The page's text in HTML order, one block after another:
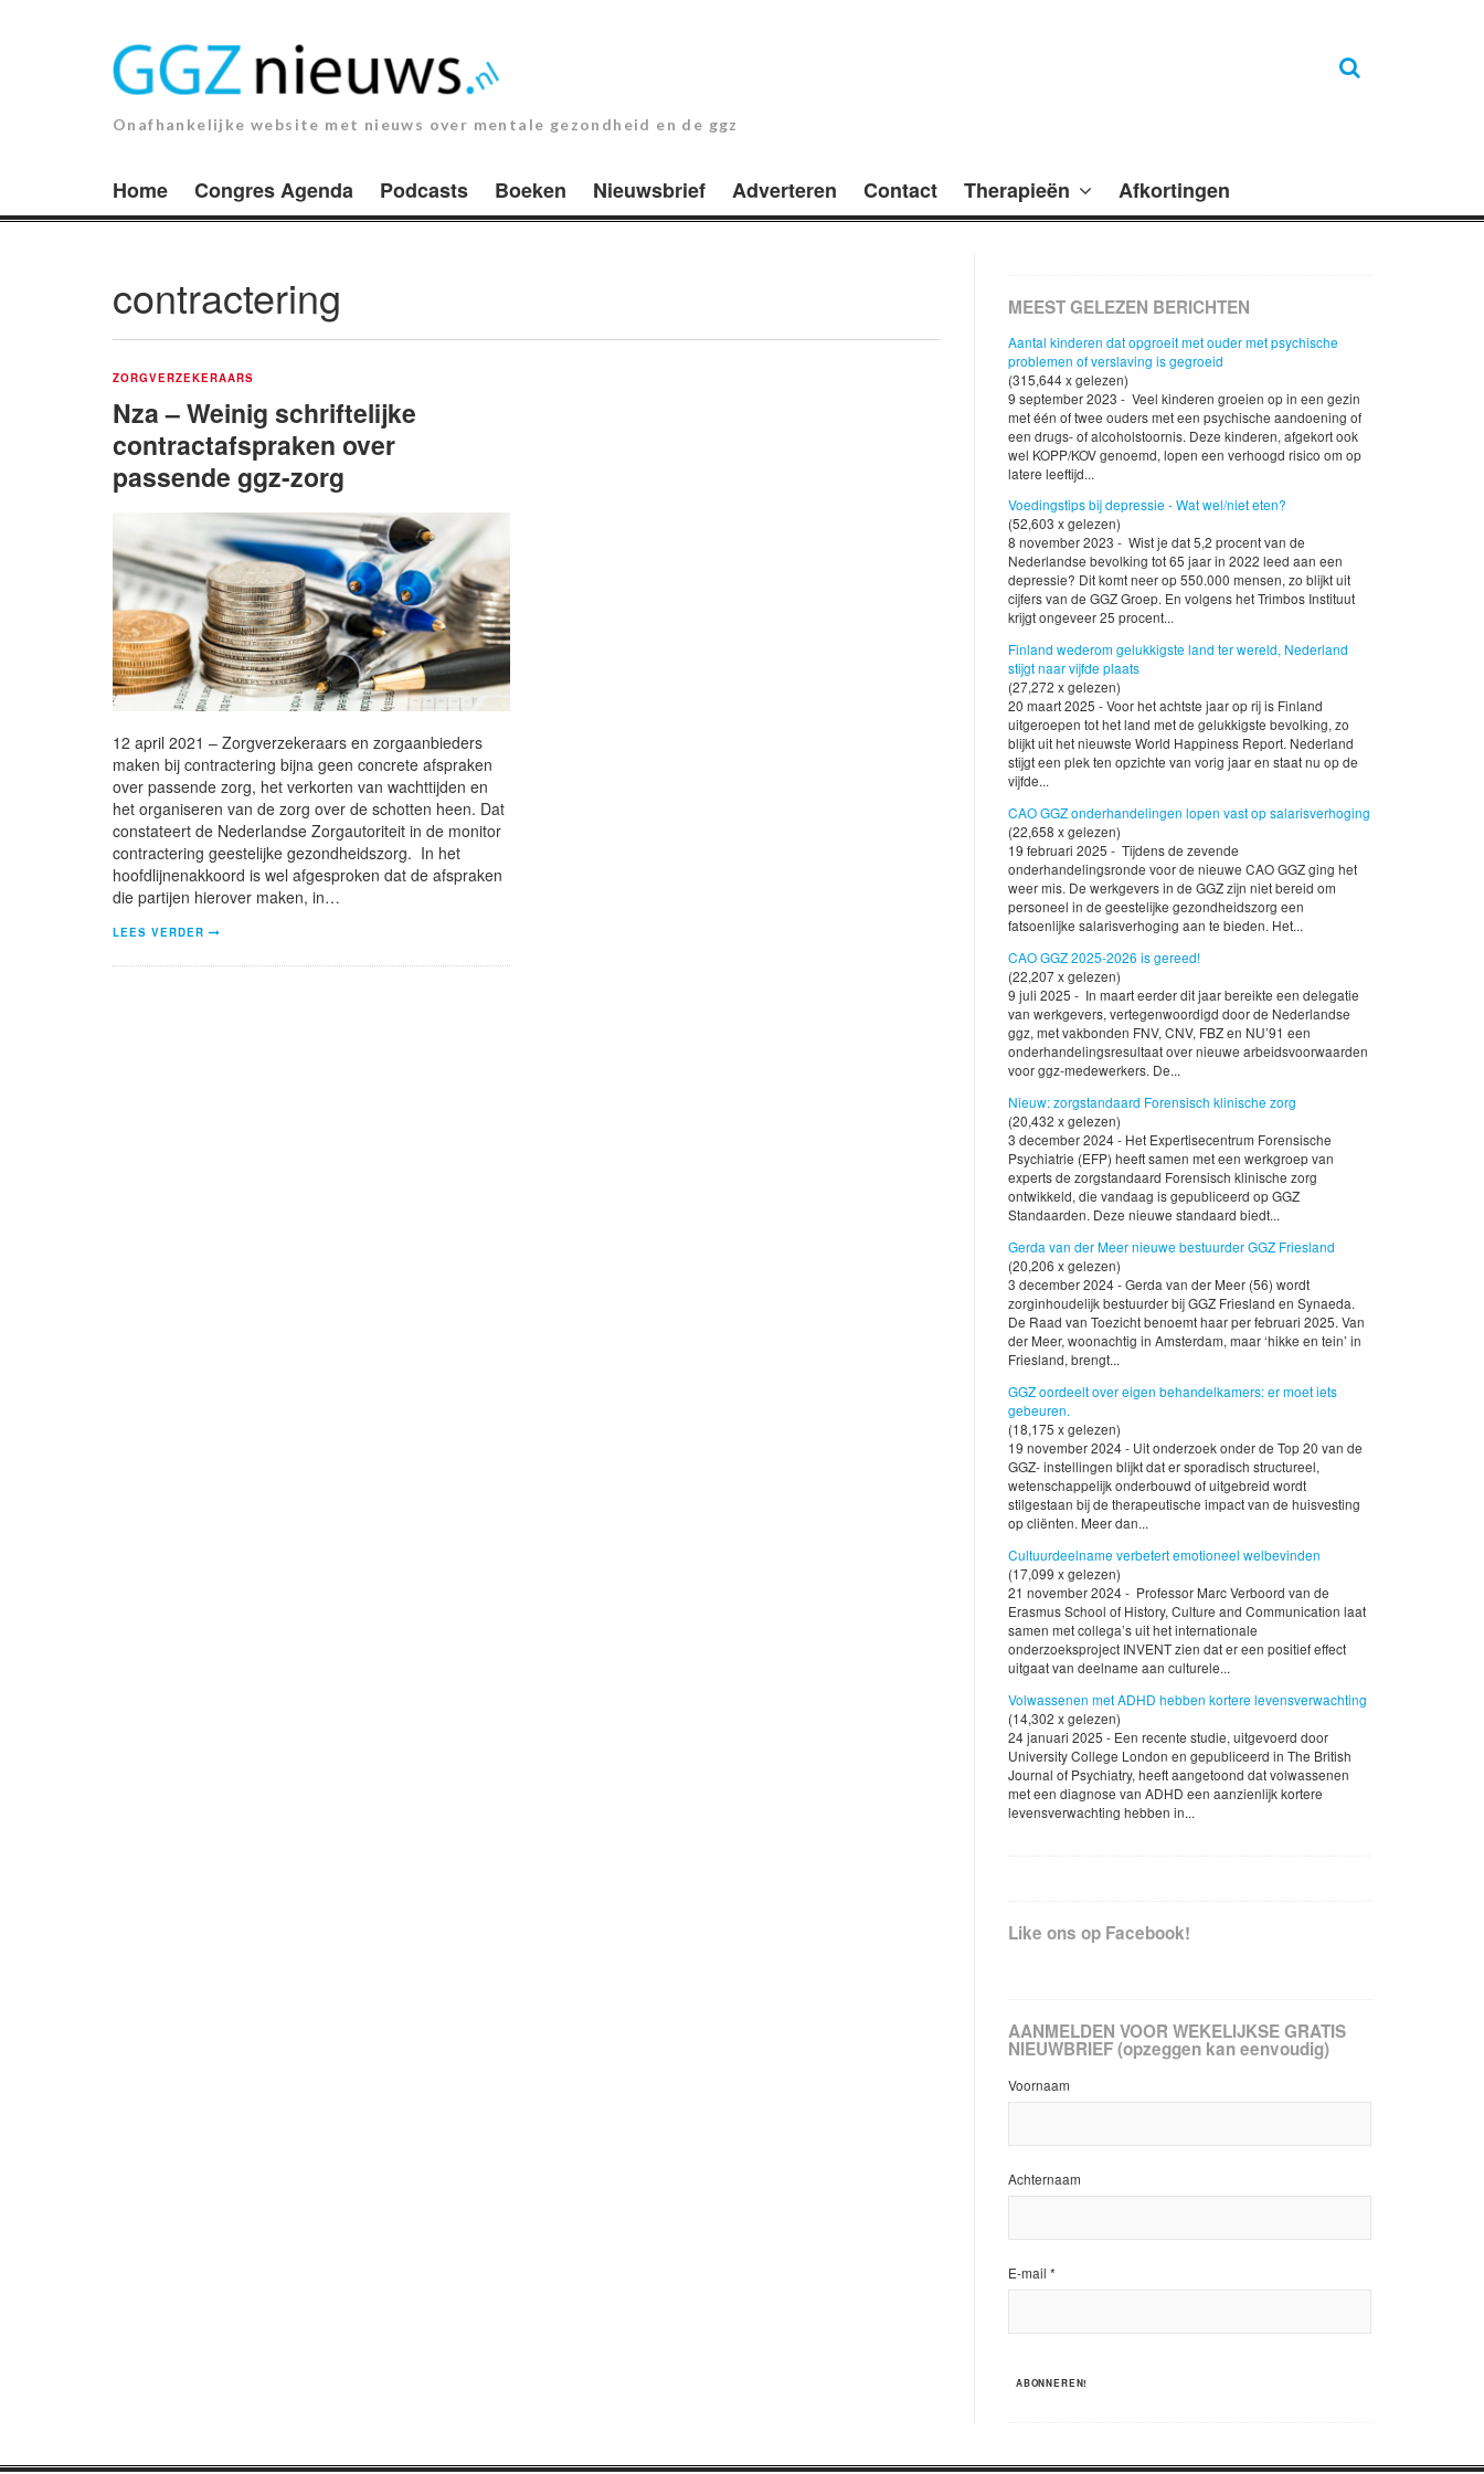
Onafhankelijke website met nieuws over mentale gezondheid en de ggz
Home Congres Agenda Podcasts Boeken Nieuwsbrief Adverteren Contact Therapieën Afkortingen
contractering
ZORGVERZEKERAARS
Nza – Weinig schriftelijke
contractafspraken over
passende ggz-zorg
12 april 2021 – Zorgverzekeraars en zorgaanbieders
maken bij contractering bijna geen concrete afspraken
over passende zorg, het verkorten van wachttijden en
het organiseren van de zorg over de schotten heen. Dat
constateert de Nederlandse Zorgautoriteit in de monitor
contractering geestelijke gezondheidszorg. In het
hoofdlijnenakkoord is wel afgesproken dat de afspraken
die partijen hierover maken, in…
LEES VERDER
MEEST GELEZEN BERICHTEN
Aantal kinderen dat opgroeit met ouder met psychische
problemen of verslaving is gegroeid
(315,644 x gelezen)
9 september 2023 - Veel kinderen groeien op in een gezin
met één of twee ouders met een psychische aandoening of
een drugs- of alcoholstoornis. Deze kinderen, afgekort ook
wel KOPP/KOV genoemd, lopen een verhoogd risico om op
latere leeftijd...
Voedingstips bij depressie - Wat wel/niet eten?
(52,603 x gelezen)
8 november 2023 - Wist je dat 5,2 procent van de
Nederlandse bevolking tot 65 jaar in 2022 leed aan een
depressie? Dit komt neer op 550.000 mensen, zo blijkt uit
cijfers van de GGZ Groep. En volgens het Trimbos Instituut
krijgt ongeveer 25 procent...
Finland wederom gelukkigste land ter wereld, Nederland
stijgt naar vijfde plaats
(27,272 x gelezen)
20 maart 2025 - Voor het achtste jaar op rij is Finland
uitgeroepen tot het land met de gelukkigste bevolking, zo
blijkt uit het nieuwste World Happiness Report. Nederland
stijgt een plek ten opzichte van vorig jaar en staat nu op de
vijfde...
CAO GGZ onderhandelingen lopen vast op salarisverhoging
(22,658 x gelezen)
19 februari 2025 - Tijdens de zevende
onderhandelingsronde voor de nieuwe CAO GGZ ging het
weer mis. De werkgevers in de GGZ zijn niet bereid om
personeel in de geestelijke gezondheidszorg een
fatsoenlijke salarisverhoging aan te bieden. Het...
CAO GGZ 2025-2026 is gereed!
(22,207 x gelezen)
9 juli 2025 - In maart eerder dit jaar bereikte een delegatie
van werkgevers, vertegenwoordigd door de Nederlandse
ggz, met vakbonden FNV, CNV, FBZ en NU’91 een
onderhandelingsresultaat over nieuwe arbeidsvoorwaarden
voor ggz-medewerkers. De...
Nieuw: zorgstandaard Forensisch klinische zorg
(20,432 x gelezen)
3 december 2024 - Het Expertisecentrum Forensische
Psychiatrie (EFP) heeft samen met een werkgroep van
experts de zorgstandaard Forensisch klinische zorg
ontwikkeld, die vandaag is gepubliceerd op GGZ
Standaarden. Deze nieuwe standaard biedt...
Gerda van der Meer nieuwe bestuurder GGZ Friesland
(20,206 x gelezen)
3 december 2024 - Gerda van der Meer (56) wordt
zorginhoudelijk bestuurder bij GGZ Friesland en Synaeda.
De Raad van Toezicht benoemt haar per februari 2025. Van
der Meer, woonachtig in Amsterdam, maar ‘hikke en tein’ in
Friesland, brengt...
GGZ oordeelt over eigen behandelkamers: er moet iets
gebeuren.
(18,175 x gelezen)
19 november 2024 - Uit onderzoek onder de Top 20 van de
GGZ- instellingen blijkt dat er sporadisch structureel,
wetenschappelijk onderbouwd of uitgebreid wordt
stilgestaan bij de therapeutische impact van de huisvesting
op cliënten. Meer dan...
Cultuurdeelname verbetert emotioneel welbevinden
(17,099 x gelezen)
21 november 2024 - Professor Marc Verboord van de
Erasmus School of History, Culture and Communication laat
samen met collega’s uit het internationale
onderzoeksproject INVENT zien dat er een positief effect
uitgaat van deelname aan culturele...
Volwassenen met ADHD hebben kortere levensverwachting
(14,302 x gelezen)
24 januari 2025 - Een recente studie, uitgevoerd door
University College London en gepubliceerd in The British
Journal of Psychiatry, heeft aangetoond dat volwassenen
met een diagnose van ADHD een aanzienlijk kortere
levensverwachting hebben in...
Like ons op Facebook!
AANMELDEN VOOR WEKELIJKSE GRATIS
NIEUWBRIEF (opzeggen kan eenvoudig)
Voornaam
Achternaam
E-mail *